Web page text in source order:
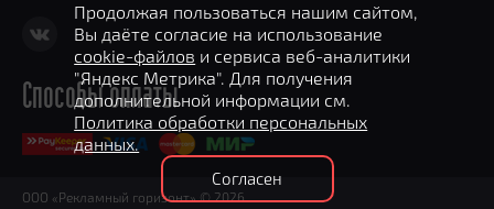
Способы оплаты
ООО «Рекламный горизонт» © 2026
Продолжая пользоваться нашим сайтом,
Вы даёте согласие на использование
cookie-файлов и сервиса веб-аналитики
"Яндекс Метрика". Для получения
дополнительной информации см.
Политика обработки персональных
данных.
Согласен